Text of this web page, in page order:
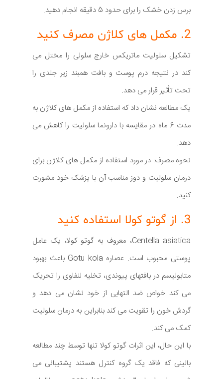
برس زدن خشک را برای حدود 5 دقیقه انجام دهید.
2. مکمل های کلاژن مصرف کنید
تشکیل سلولیت ماتریکس خارج سلولی را مختل می
کند در نتیجه درم پوست و بافت همبند زیر جلدی را
تحت تأثیر قرار می دهد.
یک مطالعه نشان داد که استفاده از مکمل های کلاژن به
مدت 6 ماه در مقایسه با دارونما سلولیت را کاهش می
دهد.
نحوه مصرف: در مورد استفاده از مکمل های کلاژن برای
درمان سلولیت و دوز مناسب آن با پزشک خود مشورت
کنید.
3. از گوتو کولا استفاده کنید
Centella asiatica، معروف به گوتو کولا، یک عامل
پوستی محبوب است. عصاره Gotu kola باعث بهبود
متابولیسم در بافتهای پیوندی، تخلیه لنفاوی را تحریک
می کند خواص ضد التهابی از خود نشان می دهد و
گردش خون را تقویت می کند بنابراین به درمان سلولیت
کمک می کند.
با این حال، این اثرات گوتو کولا تنها توسط چند مطالعه
بالینی که فاقد یک گروه کنترل هستند پشتیبانی می